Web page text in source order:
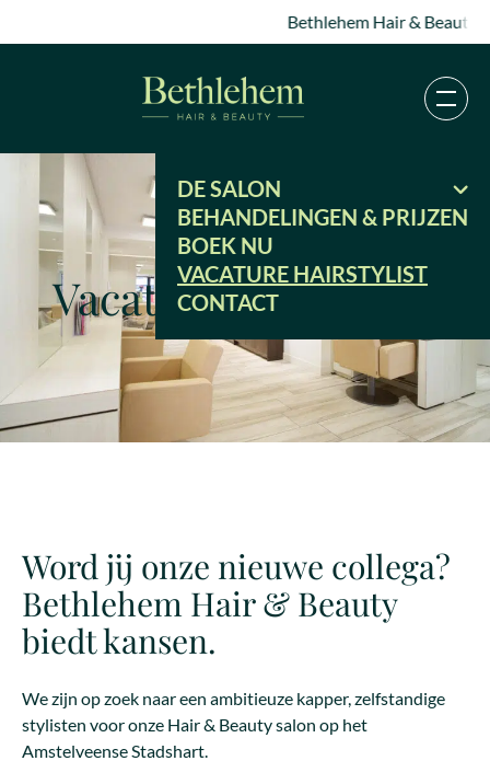
Bethlehem Hair & Beauty, de
DE SALON
BEHANDELINGEN & PRIJZEN
BOEK NU
VACATURE HAIRSTYLIST
CONTACT
Vacature Hairstylist
Word jij onze nieuwe collega?
Bethlehem Hair & Beauty
biedt kansen.
We zijn op zoek naar een ambitieuze kapper, zelfstandige
stylisten voor onze Hair & Beauty salon op het
Amstelveense Stadshart.